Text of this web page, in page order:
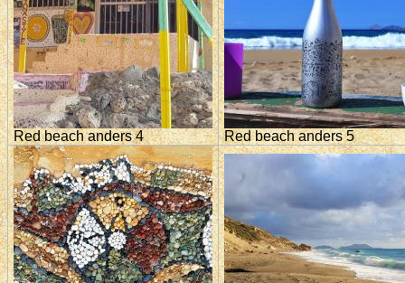
Red beach anders 4 Red beach anders 5